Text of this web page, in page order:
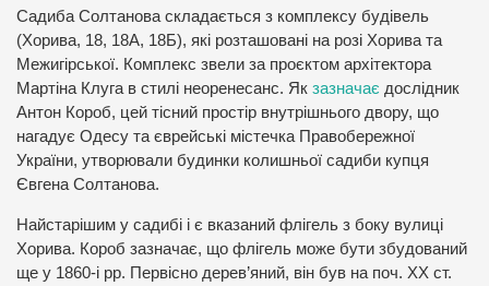
Садиба Солтанова складається з комплексу будівель
(Хорива, 18, 18А, 18Б), які розташовані на розі Хорива та
Межигірської. Комплекс звели за проєктом архітектора
Мартіна Клуга в стилі неоренесанс. Як зазначає дослідник
Антон Короб, цей тісний простір внутрішнього двору, що
нагадує Одесу та єврейські містечка Правобережної
України, утворювали будинки колишньої садиби купця
Євгена Солтанова.
Найстарішим у садибі і є вказаний флігель з боку вулиці
Хорива. Короб зазначає, що флігель може бути збудований
ще у 1860-і рр. Первісно дерев’яний, він був на поч. ХХ ст.